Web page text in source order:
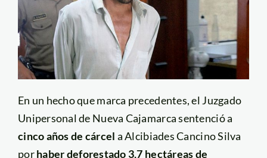
En un hecho que marca precedentes, el Juzgado
Unipersonal de Nueva Cajamarca sentenció a
cinco años de cárcel a Alcibiades Cancino Silva
porhaber deforestado 3,7 hectáreas de